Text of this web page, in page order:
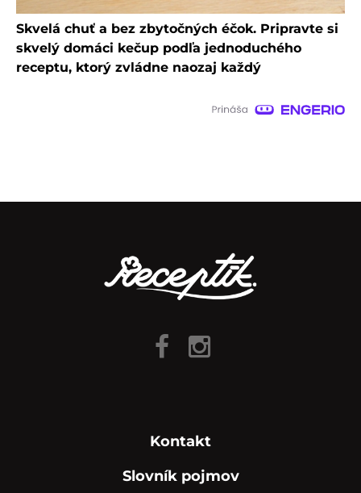
Skvelá chuť a bez zbytočných éčok. Pripravte si
skvelý domáci kečup podľa jednoduchého
receptu, ktorý zvládne naozaj každý
Kontakt
Slovník pojmov